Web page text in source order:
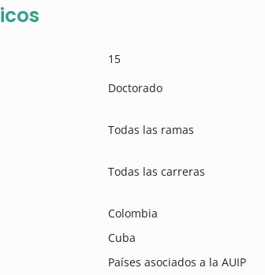
15
Doctorado
Todas las ramas
Todas las carreras
Colombia
Cuba
Países asociados a la AUIP